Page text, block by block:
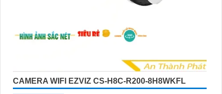
CAMERA WIFI EZVIZ CS-H8C-R200-8H8WKFL